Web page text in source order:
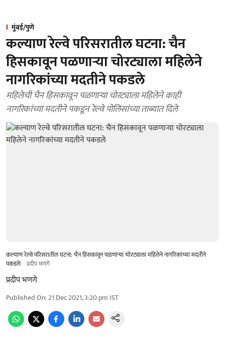
मुंबई/पुणे
कल्याण रेल्वे परिसरातील घटना: चैन
हिसकावून पळणाऱ्या चोरट्याला महिलेने
नागरिकांच्या मदतीने पकडले
महिलेची चैन हिसकावून पळणाऱ्या चोरट्याला महिलेने काही
नागरिकांच्या मदतीने पकडून रेल्वे पोलिसांच्या ताब्यात दिले
कल्याण रेल्वे परिसरातील घटना: चैन हिसकावून पळणाऱ्या चोरट्याला महिलेने नागरिकांच्या मदतीने
पकडले प्रदीप भणगे
प्रदीप भणगे
Published On:21 Dec 2021, 3:20 pm IST